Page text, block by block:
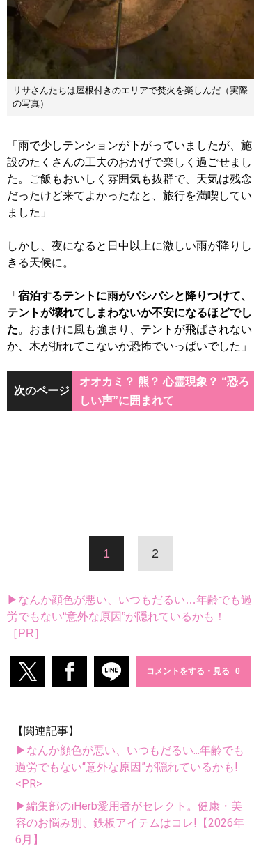
リサさんたちは屋根付きのエリアで焚火を楽しんだ（実際
の写真）
「雨で少しテンションが下がっていましたが、施
設のたくさんの工夫のおかげで楽しく過ごせまし
た。ご飯もおいしく雰囲気も抜群で、天気は残念
だったけど来てよかったなと、旅行を満喫してい
ました」
しかし、夜になると日中以上に激しい雨が降りし
きる天候に。
「 宿泊するテントに雨がバシバシと降りつけて、
テントが壊れてしまわないか不安になるほどでし
た。おまけに風も強まり、テントが飛ばされない
か、木が折れてこないか恐怖でいっぱいでした」
次のページ
オオカミ？ 熊？ 心霊現象？ “恐ろ
しい声”に囲まれて
1 2
▶なんか顔色が悪い、いつもだるい…年齢でも過
労でもない“意外な原因”が隠れているかも！
［PR］
コメントをする・見る
【関連記事】
▶なんか顔色が悪い、いつもだるい...年齢でも
過労でもない“意外な原因”が隠れているかも!
<PR>
▶編集部のiHerb愛用者がセレクト。健康・美
容のお悩み別、鉄板アイテムはコレ!【2026年
6月】